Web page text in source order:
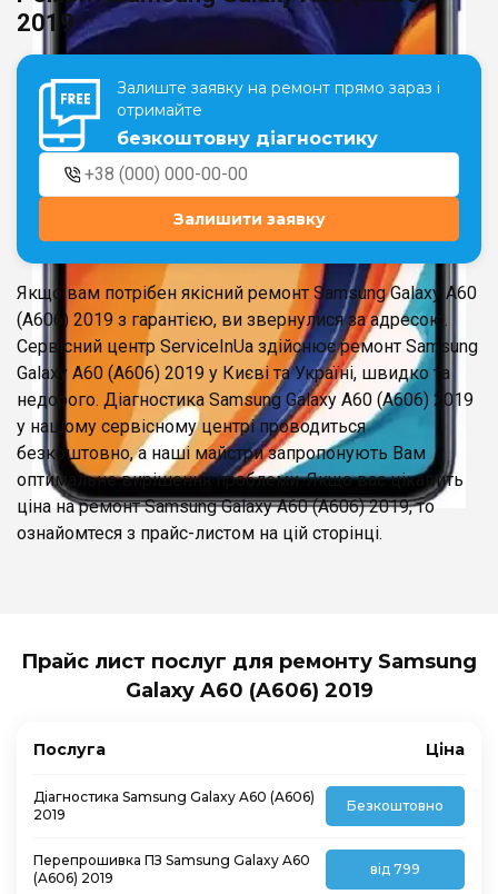
Театральна
м. Київ, вул. Хрещатик 44-A м. Київ, вул. Анни Ахматової, 30
Оболонь
м. Київ, ТЦ LAKE PLAZA, вул. Героїв
полку “Азов”, 12
Палац "Україна"
м. Київ, вул. Казимира Малевича,
м. Київ, Комфорт Таун, вул.
Березнева, 16, корпус 3
RU UK
2019
Залиште заявку на ремонт прямо зараз і
отримайте
безкоштовну діагностику
Залишити заявку
Якщо вам потрібен якісний ремонт Samsung Galaxy A60
(A606) 2019 з гарантією, ви звернулися за адресою.
Сервісний центр ServiceInUa здійснює ремонт Samsung
Galaxy A60 (A606) 2019 у Києві та Україні, швидко та
недорого. Діагностика Samsung Galaxy A60 (A606) 2019
у нашому сервісному центрі проводиться
безкоштовно, а наші майстри запропонують Вам
оптимальне вирішення проблеми. Якщо вас цікавить
ціна на ремонт Samsung Galaxy A60 (A606) 2019, то
ознайомтеся з прайс-листом на цій сторінці.
Прайс лист послуг для ремонту Samsung
Galaxy A60 (A606) 2019
Послуга Ціна
Діагностика Samsung Galaxy A60 (A606)
2019
Безкоштовно
Перепрошивка ПЗ Samsung Galaxy A60
(A606) 2019
від 799